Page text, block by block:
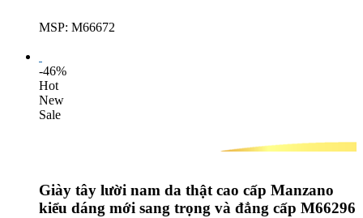
MSP: M66672
-46%
Hot
New
Sale
Giày tây lười nam da thật cao cấp Manzano
kiểu dáng mới sang trọng và đẳng cấp M66296